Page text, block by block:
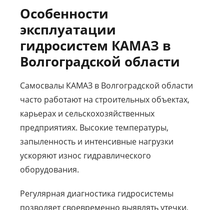
Особенности
эксплуатации
гидросистем КАМАЗ в
Волгоградской области
Самосвалы КАМАЗ в Волгоградской области
часто работают на строительных объектах,
карьерах и сельскохозяйственных
предприятиях. Высокие температуры,
запыленность и интенсивные нагрузки
ускоряют износ гидравлического
оборудования.
Регулярная диагностика гидросистемы
позволяет своевременно выявлять утечки,